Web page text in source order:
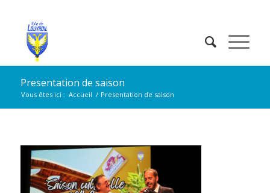
Presentation de saison
Vous êtes ici : Accueil / Presentation de saison